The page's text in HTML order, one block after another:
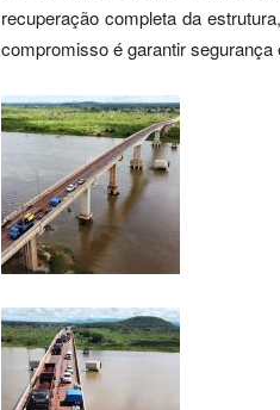
recuperação completa da
compromisso é garantir segurança